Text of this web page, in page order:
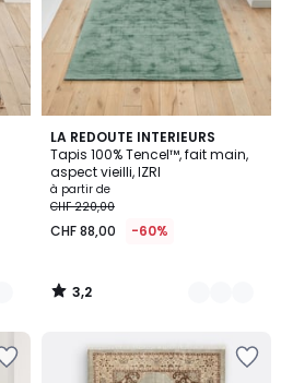
LA REDOUTE INTERIEURS
Tapis 100% Tencel™, fait main,
aspect vieilli, IZRI
à partir de
CHF 220,00
CHF 88,00 -60%
3,2
/ 5
5
Couleurs
3,2
/